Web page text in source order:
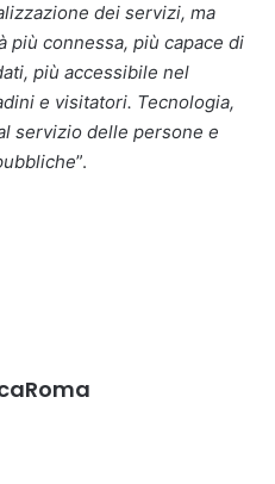
dei servizi, ma
più connessa, più capace di
più accessibile nel
e visitatori. Tecnologia,
servizio delle persone e
”.